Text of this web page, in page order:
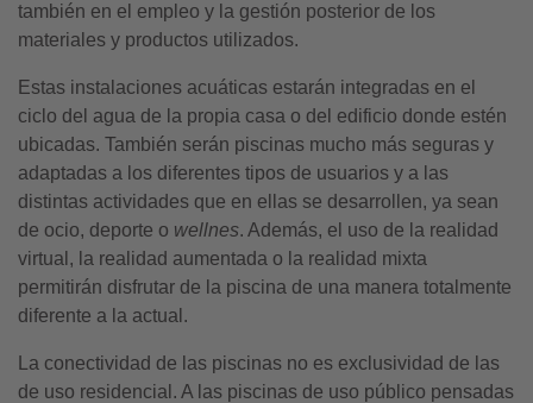
también en el empleo y la gestión posterior de los
materiales y productos utilizados.
Estas instalaciones acuáticas estarán integradas en el
ciclo del agua de la propia casa o del edificio donde estén
ubicadas. También serán piscinas mucho más seguras y
adaptadas a los diferentes tipos de usuarios y a las
distintas actividades que en ellas se desarrollen, ya sean
de ocio, deporte o wellnes. Además, el uso de la realidad
virtual, la realidad aumentada o la realidad mixta
permitirán disfrutar de la piscina de una manera totalmente
diferente a la actual.
La conectividad de las piscinas no es exclusividad de las
de uso residencial. A las piscinas de uso público pensadas